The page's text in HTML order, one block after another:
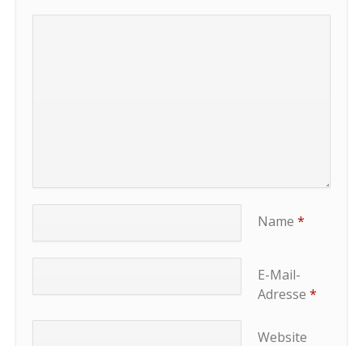
Name *
E-Mail-
Adresse *
Website